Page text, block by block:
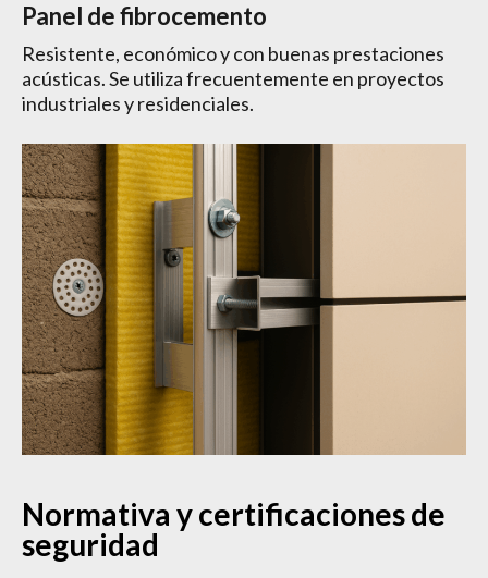
Panel de fibrocemento
Resistente, económico y con buenas prestaciones
acústicas. Se utiliza frecuentemente en proyectos
industriales y residenciales.
Normativa y certificaciones de
seguridad